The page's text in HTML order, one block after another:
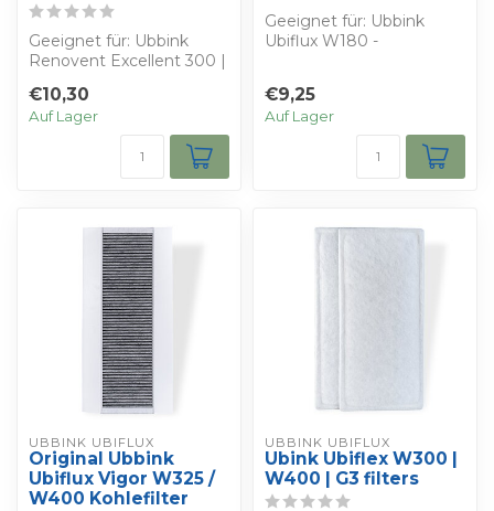
Geeignet für: Ubbink
Renovent Excellent 300 |
Ihren eigenen ...
€10,30
Auf Lager
Geeignet für: Ubbink
Ubiflux W180 -
€9,25
Auf Lager
UBBINK UBIFLUX
Original Ubbink
Ubiflux Vigor W325 /
W400 Kohlefilter
UBBINK UBIFLUX
Ubink Ubiflex W300 |
W400 | G3 filters